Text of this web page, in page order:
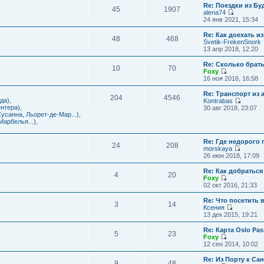
ю
о
б
щ
е
н
и
ю
е
м
у
с
о
о
б
щ
е
и
ю
л
д
н
е
м
у
с
о
б
щ
е
н
и
к
п
о
л
е
д
н
е
у
с
о
о
б
и
ю
45 1907
Re: Поездки из
alena74
П
е
р
е
й
т
к
п
о
л
е
д
с
о
о
щ
н
и
ю
24 янв 2021, 15:34
48 468
Re: Как доехать
Svetik-FrekenSnork
13 апр 2018, 12:20
10 70
Re: Сколько
Foxy
П
е
р
е
й
т
п
о
с
л
е
д
н
е
с
о
о
щ
н
и
ю
16 ноя 2016, 16:58
Льорет-де-Мар...)
204 4546
Re: Транспорт из
Kontrabas
П
й
т
п
о
л
е
д
е
с
о
о
щ
30 авг 2018, 23:07
24 208
Re: Где недорого
morskaya
П
е
р
е
й
т
к
п
о
л
д
н
е
26 июн 2018, 17:09
4 20
Re: Как
Foxy
П
е
р
е
й
т
к
п
о
л
02 окт 2016, 21:33
3 14
Re: Что посетить
Ксения
П
е
р
е
й
т
13 дек 2015, 19:21
5 23
Re: Карта Oslo
Foxy
П
е
р
12 сен 2014, 10:02
Re: Из Порту к